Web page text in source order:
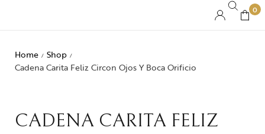
0
Home / Shop /
Cadena Carita Feliz Circon Ojos Y Boca Orificio
CADENA CARITA FELIZ